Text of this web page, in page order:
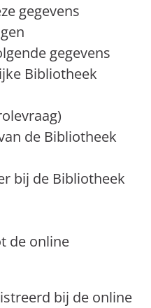
gegevens
gegevens
Bibliotheek
de Bibliotheek
bij de Bibliotheek
de online
bij de online